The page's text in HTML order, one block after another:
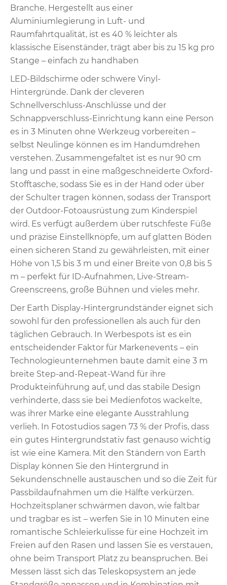
Branche. Hergestellt aus einer
Aluminiumlegierung in Luft- und
Raumfahrtqualität, ist es 40 % leichter als
klassische Eisenständer, trägt aber bis zu 15 kg pro
Stange – einfach zu handhaben
LED-Bildschirme oder schwere Vinyl-
Hintergründe. Dank der cleveren
Schnellverschluss-Anschlüsse und der
Schnappverschluss-Einrichtung kann eine Person
es in 3 Minuten ohne Werkzeug vorbereiten –
selbst Neulinge können es im Handumdrehen
verstehen. Zusammengefaltet ist es nur 90 cm
lang und passt in eine maßgeschneiderte Oxford-
Stofftasche, sodass Sie es in der Hand oder über
der Schulter tragen können, sodass der Transport
der Outdoor-Fotoausrüstung zum Kinderspiel
wird. Es verfügt außerdem über rutschfeste Füße
und präzise Einstellknöpfe, um auf glatten Böden
einen sicheren Stand zu gewährleisten, mit einer
Höhe von 1,5 bis 3 m und einer Breite von 0,8 bis 5
m – perfekt für ID-Aufnahmen, Live-Stream-
Greenscreens, große Bühnen und vieles mehr.
Der Earth Display-Hintergrundständer eignet sich
sowohl für den professionellen als auch für den
täglichen Gebrauch. In Werbespots ist es ein
entscheidender Faktor für Markenevents – ein
Technologieunternehmen baute damit eine 3 m
breite Step-and-Repeat-Wand für ihre
Produkteinführung auf, und das stabile Design
verhinderte, dass sie bei Medienfotos wackelte,
was ihrer Marke eine elegante Ausstrahlung
verlieh. In Fotostudios sagen 73 % der Profis, dass
ein gutes Hintergrundstativ fast genauso wichtig
ist wie eine Kamera. Mit den Ständern von Earth
Display können Sie den Hintergrund in
Sekundenschnelle austauschen und so die Zeit für
Passbildaufnahmen um die Hälfte verkürzen.
Hochzeitsplaner schwärmen davon, wie faltbar
und tragbar es ist – werfen Sie in 10 Minuten eine
romantische Schleierkulisse für eine Hochzeit im
Freien auf den Rasen und lassen Sie es verstauen,
ohne beim Transport Platz zu beanspruchen. Bei
Messen lässt sich das Teleskopsystem an jede